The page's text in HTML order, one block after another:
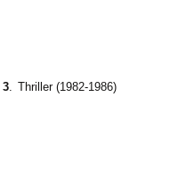
3. Thriller (1982-1986)